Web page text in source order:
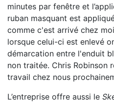
minutes par fenêtre et
ruban masquant est
comme c'est arrivé chez
lorsque celui-ci est enlevé
démarcation entre l'enduit
non traitée. Chris Robinson
travail chez nous
L’entreprise offre aussi le